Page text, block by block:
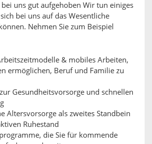
bei uns gut aufgehoben Wir tun einiges
bei uns auf das Wesentliche
Nehmen Sie zum Beispiel
& mobiles Arbeiten,
ermöglichen, Beruf und Familie zu
Gesundheitsvorsorge und schnellen
Altersvorsorge als zweites Standbein
Ruhestand
die Sie für kommende